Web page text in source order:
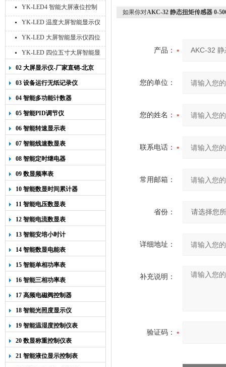
仪
YK-LED4 智能大屏液位控制
仪
YK-LED 温度大屏智能显示仪
四位十寸
YK-LED 大屏智能显示仪四位
八寸
YK-LED 四位五寸大屏智能显
示仪
02 大屏显示仪-厂家直销-北京
宇科泰吉
03 设备运行无纸记录仪
04 智能多功能计数器
05 智能PID调节仪
06 智能转速显示表
07 智能线速数显表
08 智能定时继电器
09 数显频率表
10 智能数显时间累计器
11 智能电压数显表
12 智能电流数显表
13 智能安培小时计
14 智能数显电能表
15 智能单相功率表
16 智能三相功率表
17 高频电磁阀控制器
18 智能光照度显示仪
19 智能温湿度控制仪表
20 数显称重控制仪表
21 智能液位显示控制表
如果你对AKC-32 静态扭矩传感器 0-
产品：
您的单位：
您的姓名：
联系电话：
常用邮箱：
省份：
详细地址：
补充说明：
验证码：